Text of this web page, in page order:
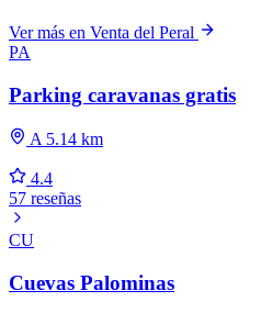
Ver más en Venta del Peral
PA
Parking caravanas gratis
A 5.14 km
4.4
57 reseñas
CU
Cuevas Palominas